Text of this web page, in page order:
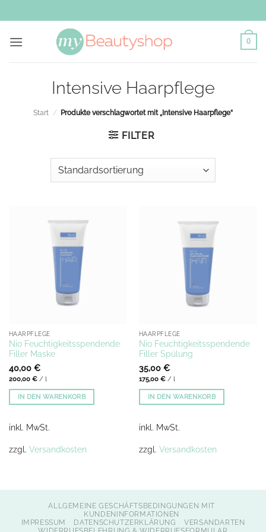
Inhalt
springen
0
Intensive Haarpflege
Start / Produkte verschlagwortet mit „Intensive Haarpflege“
FILTER
HAARPFLEGE
Nio Feuchtigkeitsspendende
Filler Maske
40,00 €
200,00 €/ l
IN DEN WARENKORB
inkl. MwSt.
zzgl. Versandkosten
HAARPFLEGE
Nio Feuchtigkeitsspendende
Filler Spülung
35,00 €
175,00 €/ l
IN DEN WARENKORB
inkl. MwSt.
zzgl. Versandkosten
ALLGEMEINE GESCHÄFTSBEDINGUNGEN MIT
KUNDENINFORMATIONEN
IMPRESSUM
DATENSCHUTZERKLÄRUNG
VERSANDARTEN